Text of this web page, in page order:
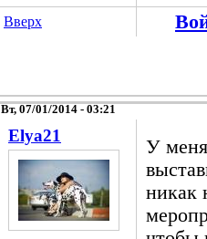
Вверх
Вт, 07/01/2014 - 03:21
Elya21
У
никак